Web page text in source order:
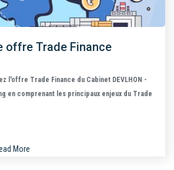
offre Trade Finance
l'offre Trade Finance du Cabinet DEVLHON -
en comprenant les principaux enjeux du Trade
More